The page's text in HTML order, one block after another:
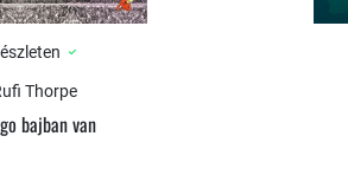
Thorpe
bajban van